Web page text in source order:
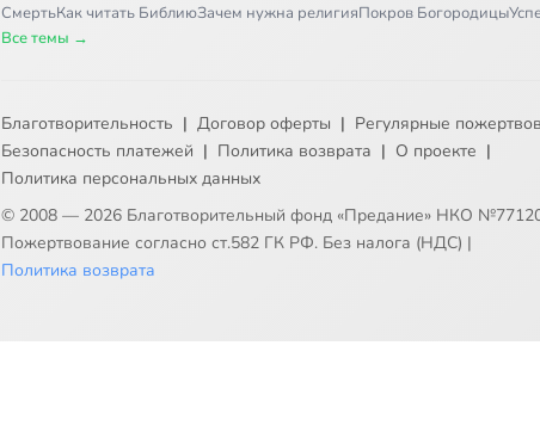
СмертьКак читать БиблиюЗачем нужна религияПокров Богородицы
Все темы →
Благотворительность | Договор оферты | Регулярные
Безопасность платежей | Политика возврата | О проекте |
Политика персональных данных
© 2008 — 2026 Благотворительный фонд «Предание» НКО
Пожертвование согласно ст.582 ГК РФ. Без налога (НДС) |
Политика возврата